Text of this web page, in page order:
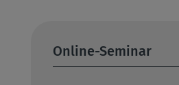
Online-Seminar